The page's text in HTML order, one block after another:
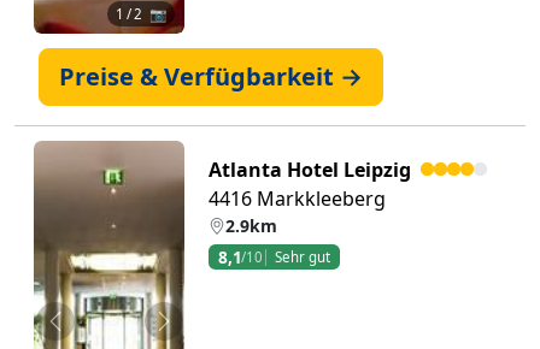
1 / 2 📷
Preise & Verfügbarkeit →
Zurück Weiter
Atlanta Hotel Leipzig
4416 Markkleeberg
2.9km
8,1/10 Sehr gut